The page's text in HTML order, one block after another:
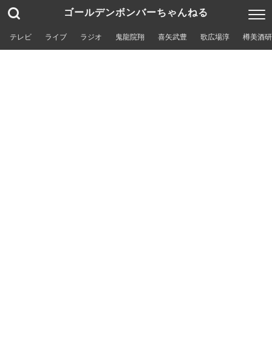
ゴールデンボンバーちゃんねる
テレビ ライブ ラジオ 鬼龍院翔 喜矢武豊 歌広場淳 樽美酒